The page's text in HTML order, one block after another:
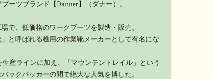
ーツブランド【Danner】（ダナー）。
で、低価格のワークブーツを製造・販売。
と呼ばれる樵用の作業靴メーカーとして有名にな
産ラインに加え、「マウンテントレイル」という
ックパッカーの間で絶大な人気を博した。